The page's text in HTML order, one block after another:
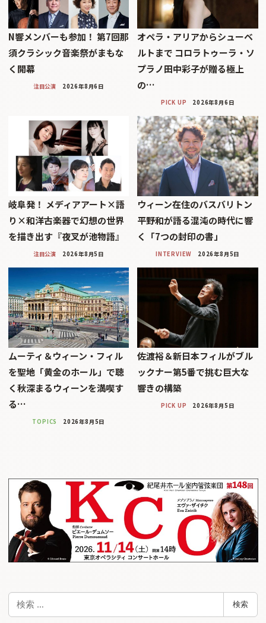
N響メンバーも参加！ 第7回那
須クラシック音楽祭がまもな
く開幕
注目公演 2026年8月6日
オペラ・アリアからシューベ
ルトまで コロラトゥーラ・ソ
プラノ田中彩子が贈る極上
の…
PICK UP 2026年8月6日
岐阜発！ メディアアート×語
り×和洋古楽器で幻想の世界
を描き出す『夜叉が池物語』
注目公演 2026年8月5日
ウィーン在住のバスバリトン
平野和が語る混沌の時代に響
く「7つの封印の書」
INTERVIEW 2026年8月5日
ムーティ＆ウィーン・フィル
を聖地「黄金のホール」で聴
く秋深まるウィーンを満喫す
る…
TOPICS 2026年8月5日
佐渡裕＆新日本フィルがブル
ックナー第5番で挑む巨大な
響きの構築
PICK UP 2026年8月5日
検
検索